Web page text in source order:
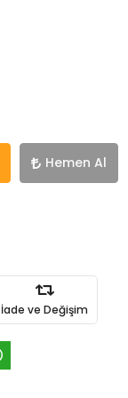
Hemen Al
İade ve Değişim